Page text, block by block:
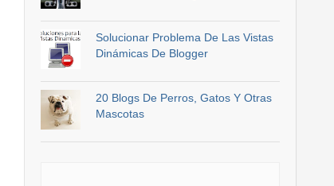
Solucionar Problema De Las Vistas
Dinámicas De Blogger
20 Blogs De Perros, Gatos Y Otras
Mascotas